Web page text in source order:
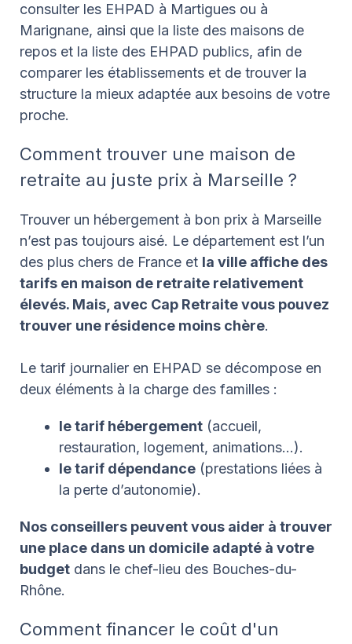
consulter les EHPAD à Martigues ou à
Marignane, ainsi que la liste des maisons de
repos et la liste des EHPAD publics, afin de
comparer les établissements et de trouver la
structure la mieux adaptée aux besoins de votre
proche.
Comment trouver une maison de
retraite au juste prix à Marseille ?
Trouver un hébergement à bon prix à Marseille
n’est pas toujours aisé. Le département est l’un
des plus chers de France et la ville affiche des
tarifs en maison de retraite relativement
élevés. Mais, avec Cap Retraite vous pouvez
trouver une résidence moins chère.
Le tarif journalier en EHPAD se décompose en
deux éléments à la charge des familles :
le tarif hébergement (accueil,
restauration, logement, animations…).
le tarif dépendance (prestations liées à
la perte d’autonomie).
Nos conseillers peuvent vous aider à trouver
une place dans un domicile adapté à votre
budget dans le chef-lieu des Bouches-du-
Rhône.
Comment financer le coût d'un